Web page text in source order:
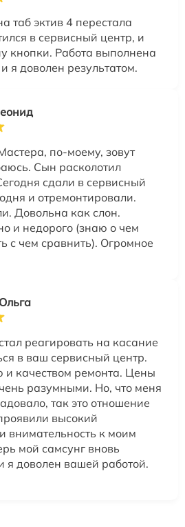
таб эктив 4 перестала
в сервисный центр, и
кнопки. Работа выполнена
я доволен результатом.
по-моему, зовут
Сын расколотил
сдали в сервисный
и отремонтировали.
Довольна как слон.
и недорого (знаю о чем
с чем сравнить). Огромное
реагировать на касание
в ваш сервисный центр.
и качеством ремонта. Цены
разумными. Но, что меня
так это отношение
высокий
внимательность к моим
мой самсунг вновь
я доволен вашей работой.